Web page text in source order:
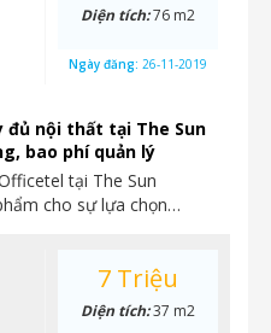
đủ nội thất tại The Sun
bao phí quản lý
tại The Sun
cho sự lựa chọn…
Diện tích:76 m2
Ngày đăng: 26-11-2019
7 Triệu
Diện tích:37 m2